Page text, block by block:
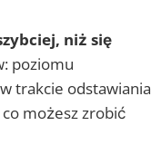
niż się
poziomu
trakcie odstawiania
możesz zrobić